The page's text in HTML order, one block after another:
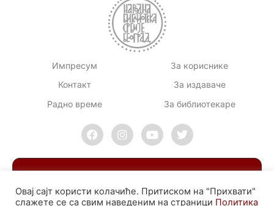
Импресум
Контакт
Радно време
За кориснике
За издаваче
За библиотекаре
Овај сајт користи колачиће. Притиском на "Прихвати"
слажете се са свим наведеним на страници Политика